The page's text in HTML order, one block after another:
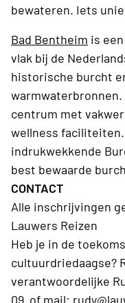
bewateren. Iets
Bad Bentheim is
vlak bij de
historische burcht
centrum met
wellness
indrukwekkende
best bewaarde
CONTACT
Alle inschrijvingen
Lauwers Reizen
Heb je in de
cultuurdriedaagse?
verantwoordelijke
09 of mail: